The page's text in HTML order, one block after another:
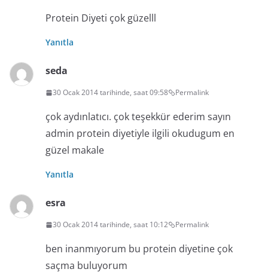
Protein Diyeti çok güzelll
Yanıtla
seda
30 Ocak 2014 tarihinde, saat 09:58 Permalink
çok aydınlatıcı. çok teşekkür ederim sayın
admin protein diyetiyle ilgili okudugum en
güzel makale
Yanıtla
esra
30 Ocak 2014 tarihinde, saat 10:12 Permalink
ben inanmıyorum bu protein diyetine çok
saçma buluyorum